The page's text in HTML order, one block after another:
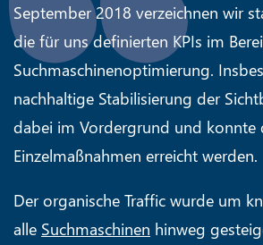
September 2018 verzeichnen wir
die für uns definierten KPIs im
Suchmaschinenoptimierung.
nachhaltige Stabilisierung der
dabei im Vordergrund und konnte
Einzelmaßnahmen erreicht werden.
Der organische Traffic wurde um
alle Suchmaschinen hinweg